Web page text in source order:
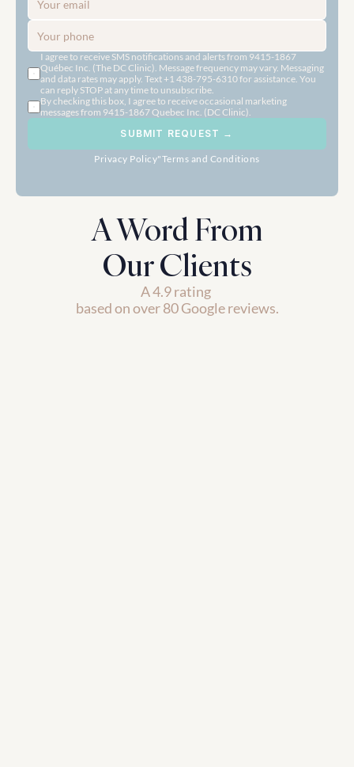
I agree to receive SMS notifications and alerts from 9415-1867
Québec Inc. (The DC Clinic). Message frequency may vary. Messaging
and data rates may apply. Text +1 438-795-6310 for assistance. You
can reply STOP at any time to unsubscribe.
By checking this box, I agree to receive occasional marketing
messages from 9415-1867 Quebec Inc. (DC Clinic).
SUBMIT REQUEST →
Privacy Policy"Terms and Conditions
A Word From
Our Clients
A 4.9 rating
based on over 80 Google reviews.